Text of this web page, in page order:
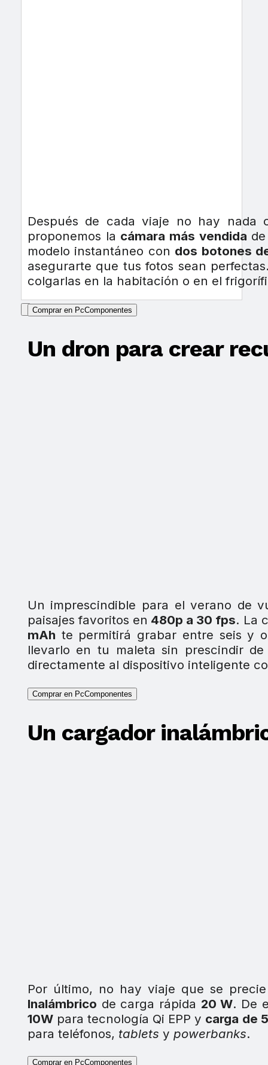
Después de cada viaje no hay nada
proponemos la cámara más vendida
modelo instantáneo con dos botones
asegurarte que tus fotos sean
colgarlas en la habitación o en el
Comprar en PcComponentes
Un dron para crear
Un imprescindible para el verano de
paisajes favoritos en 480p a 30 fps. La
mAh te permitirá grabar entre seis y
llevarlo en tu maleta sin prescindir
directamente al dispositivo inteligente
Comprar en PcComponentes
Un cargador
Por último, no hay viaje que se
Inalámbrico de carga rápida 20 W. De
10Wpara tecnología Qi EPP y carga de
para teléfonos, tablets y powerbanks.
Comprar en PcComponentes